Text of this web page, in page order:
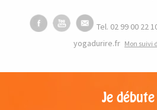
Tel. 02 99 00 22
yogadurire.fr Mon suivi
Je débute